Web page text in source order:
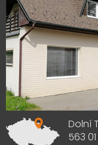
Dolní
563